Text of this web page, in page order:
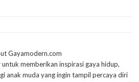
Gayamodern.com
memberikan inspirasi gaya hidup,
anak muda yang ingin tampil percaya diri